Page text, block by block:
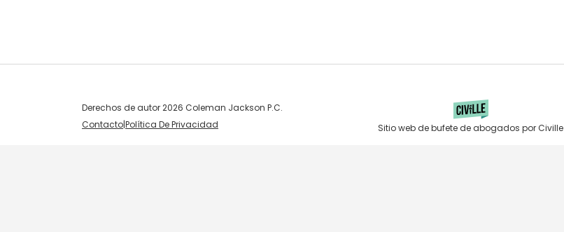
Derechos de autor 2026 Coleman Jackson P.C.
Contacto|Política De Privacidad Sitio web de bufete de abogados por Civille